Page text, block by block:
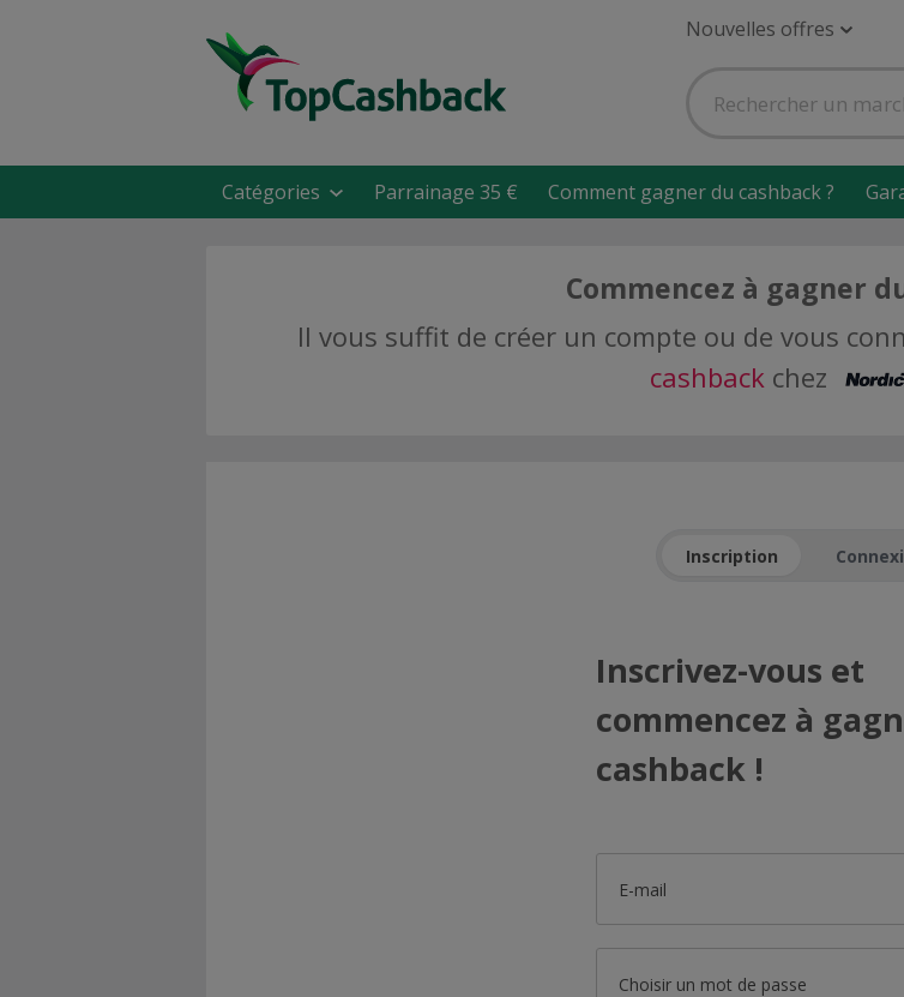
Nouvelles offres
Catégories Parrainage 35 € Comment gagner du cashback ?
Commencez à gagner
Il vous suffit de créer un compte ou de vous
cashback chez
Inscription
Inscrivez-vous et
commencez à
cashback !
E-mail
Choisir un mot de passe